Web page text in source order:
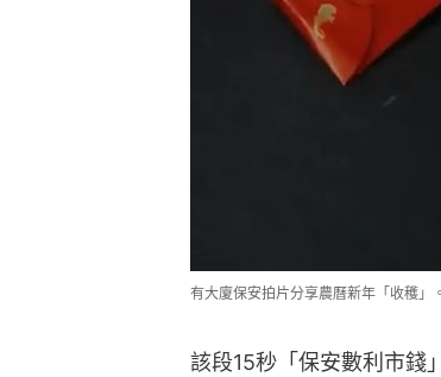
有大廈保安拍片分享農曆新年「收穫」
該段15秒「保安數利市錢」